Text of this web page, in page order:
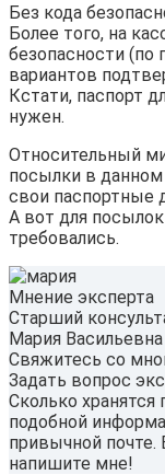
Без кода
Более того, на
безопасности (по
вариантов
Кстати, паспорт
нужен.
Относительный
посылки в данном
свои паспортные
А вот для
требовались.
Мнение эксперта
Старший
Мария Васильевна
Свяжитесь со
Задать вопрос
Сколько хранятся
подобной
привычной почте.
напишите мне!